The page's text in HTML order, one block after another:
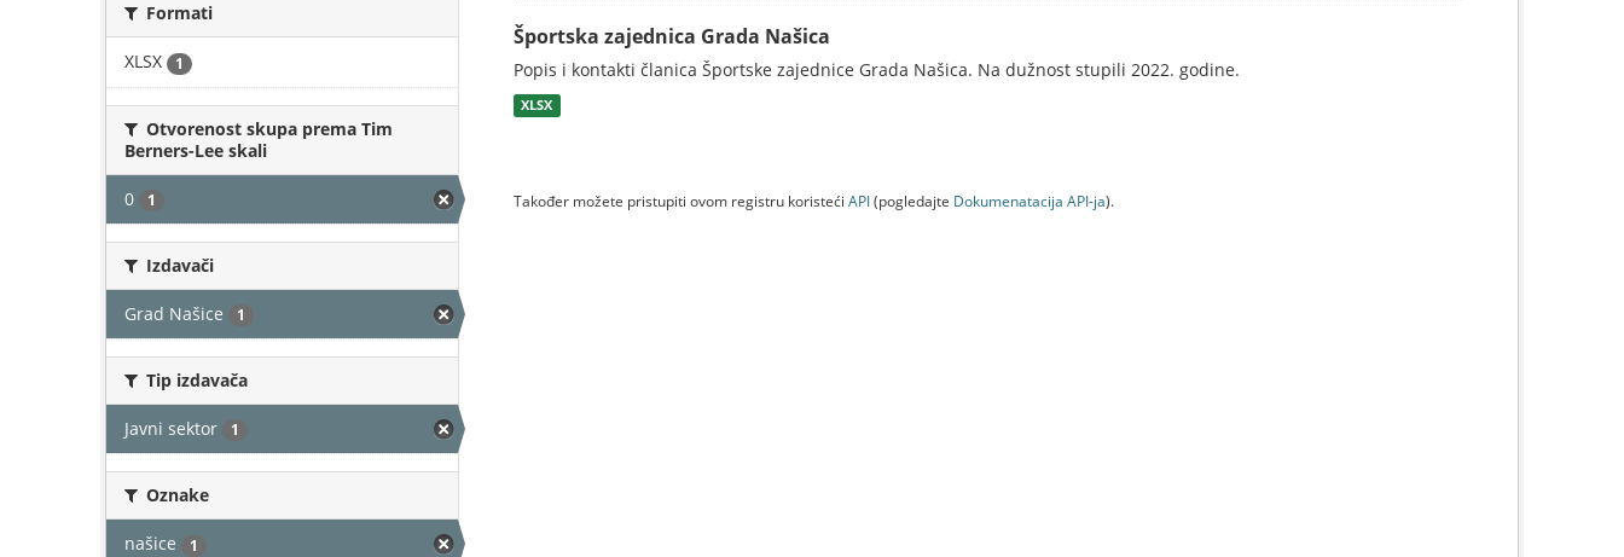
Formati
XLSX 1
Otvorenost skupa prema Tim
Berners-Lee skali
0 1
Izdavači
Grad Našice 1
Tip izdavača
Javni sektor 1
Oznake
našice 1
Športska zajednica Grada Našica
Popis i kontakti članica Športske zajednice Grada Našica. Na dužnost stupili 2022. godine.
XLSX
Također možete pristupiti ovom registru koristeći API(pogledajte Dokumenаtаcijа API-jа).